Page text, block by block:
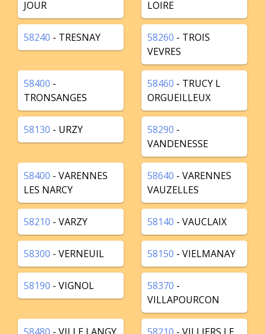
JOUR
LOIRE
58240 - TRESNAY 58260 - TROIS
VEVRES
58400 -
TRONSANGES
58460 - TRUCY L
ORGUEILLEUX
58130 - URZY 58290 -
VANDENESSE
58400 - VARENNES
LES NARCY
58640 - VARENNES
VAUZELLES
58210 - VARZY 58140 - VAUCLAIX
58300 - VERNEUIL 58150 - VIELMANAY
58190 - VIGNOL 58370 -
VILLAPOURCON